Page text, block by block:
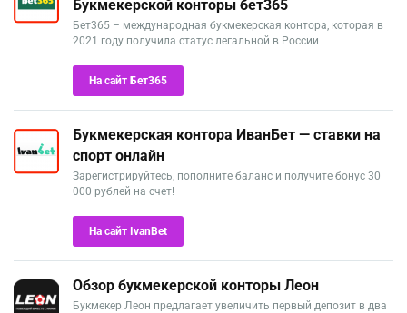
Букмекерской конторы бет365
Бет365 – международная букмекерская контора, которая в
2021 году получила статус легальной в России
На сайт Бет365
Букмекерская контора ИванБет — ставки на
спорт онлайн
Зарегистрируйтесь, пополните баланс и получите бонус 30
000 рублей на счет!
На сайт IvanBet
Обзор букмекерской конторы Леон
Букмекер Леон предлагает увеличить первый депозит в два